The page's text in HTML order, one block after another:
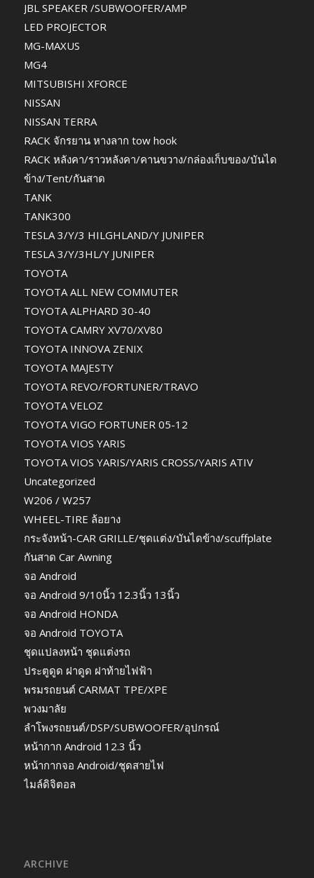
JBL SPEAKER /SUBWOOFER/AMP
LED PROJECTOR
MG-MAXUS
MG4
MITSUBISHI XFORCE
NISSAN
NISSAN TERRA
RACK จักรยาน หางลาก tow hook
RACK หลังคา/ราวหลังคา/คานขวาง/กล่องเก็บของ/บันได
ข้าง/Tent/กันสาด
TANK
TANK300
TESLA 3/Y/3 HILGHLAND/Y JUNIPER
TESLA 3/Y/3HL/Y JUNIPER
TOYOTA
TOYOTA ALL NEW COMMUTER
TOYOTA ALPHARD 30-40
TOYOTA CAMRY XV70/XV80
TOYOTA INNOVA ZENIX
TOYOTA MAJESTY
TOYOTA REVO/FORTUNER/TRAVO
TOYOTA VELOZ
TOYOTA VIGO FORTUNER 05-12
TOYOTA VIOS YARIS
TOYOTA VIOS YARIS/YARIS CROSS/YARIS ATIV
Uncategorized
W206 / W257
WHEEL-TIRE ล้อยาง
กระจังหน้า-CAR GRILLE/ชุดแต่ง/บันไดข้าง/scuffplate
กันสาด Car Awning
จอ Android
จอ Android 9/10นิ้ว 12.3นิ้ว 13นิ้ว
จอ Android HONDA
จอ Android TOYOTA
ชุดแปลงหน้า ชุดแต่งรถ
ประตูดูด ฝาดูด ฝาท้ายไฟฟ้า
พรมรถยนต์ CARMAT TPE/XPE
พวงมาลัย
ลำโพงรถยนต์/DSP/SUBWOOFER/อุปกรณ์
หน้ากาก Android 12.3 นิ้ว
หน้ากากจอ Android/ชุดสายไฟ
ไมล์ดิจิตอล
ARCHIVE